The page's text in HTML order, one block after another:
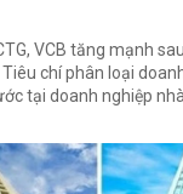
VCB tăng mạnh
chí phân loại
tại doanh nghiệp